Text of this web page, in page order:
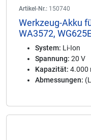
Artikel-Nr.: 150740
Werkzeug-Akku
WA3572,
System: Li-Ion
Spannung: 20 V
Kapazität: 4.000
Abmessungen: